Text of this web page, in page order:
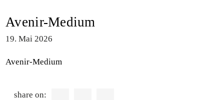
Avenir-Medium
19. Mai 2026
Avenir-Medium
share on: